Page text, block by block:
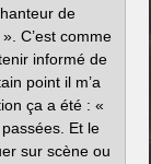
de
C’est comme
informé de
point il m’a
ça a été : «
Et le
sur scène ou